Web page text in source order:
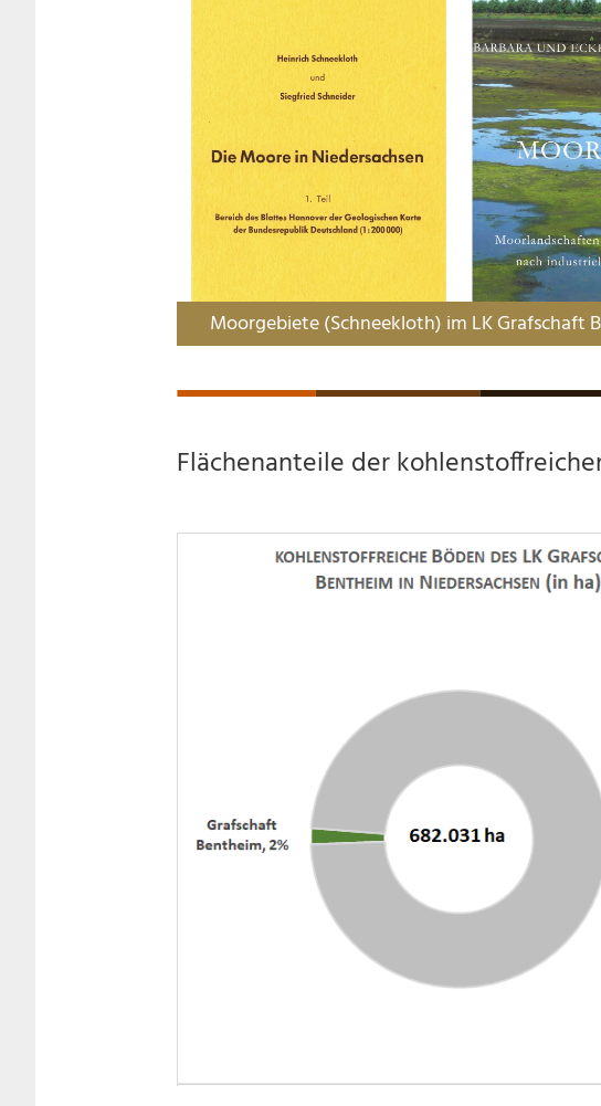
Moorgebiete (Schneekloth) im LK Grafschaft
Flächenanteile der